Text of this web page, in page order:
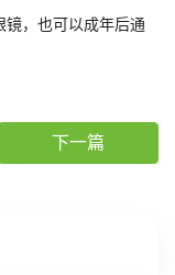
，也可以成年后通
下一篇